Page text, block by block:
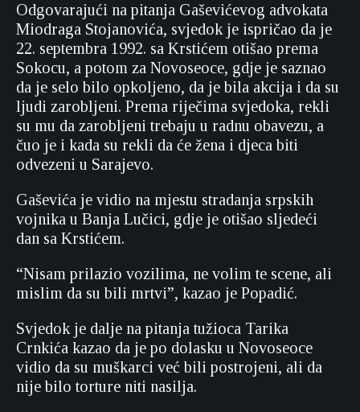
Odgovarajući na pitanja Gaševićevog advokata
Miodraga Stojanovića, svjedok je ispričao da je
22. septembra 1992. sa Krstićem otišao prema
Sokocu, a potom za Novoseoce, gdje je saznao
da je selo bilo opkoljeno, da je bila akcija i da su
ljudi zarobljeni. Prema riječima svjedoka, rekli
su mu da zarobljeni trebaju u radnu obavezu, a
čuo je i kada su rekli da će žena i djeca biti
odvezeni u Sarajevo.
Gaševića je vidio na mjestu stradanja srpskih
vojnika u Banja Lučici, gdje je otišao sljedeći
dan sa Krstićem.
“Nisam prilazio vozilima, ne volim te scene, ali
mislim da su bili mrtvi”, kazao je Popadić.
Svjedok je dalje na pitanja tužioca Tarika
Crnkića kazao da je po dolasku u Novoseoce
vidio da su muškarci već bili postrojeni, ali da
nije bilo torture niti nasilja.